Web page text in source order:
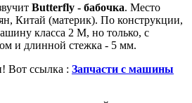
Butterfly - бабочка. Место
Китай (материк). По конструкции,
класса 2 М, но только, с
и длинной стежка - 5 мм.
Вот ссылка : Запчасти с машины